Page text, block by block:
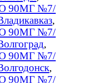
90МГ №7/
,
90МГ №7/
,
90МГ №7/
,
90МГ №7/